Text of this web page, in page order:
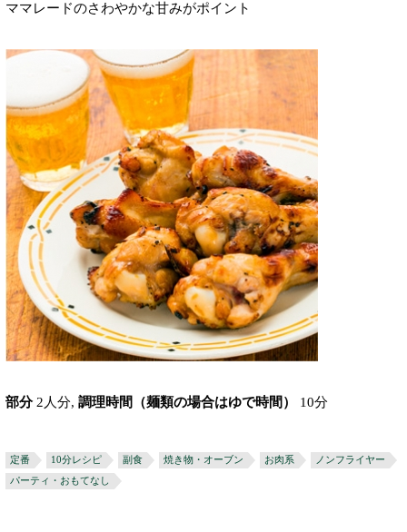
ママレードのさわやかな甘みがポイント
部分 2人分, 調理時間（麺類の場合はゆで時間） 10分
定番 10分レシピ 副食 焼き物・オーブン お肉系
ノンフライヤー
パーティ・おもてなし